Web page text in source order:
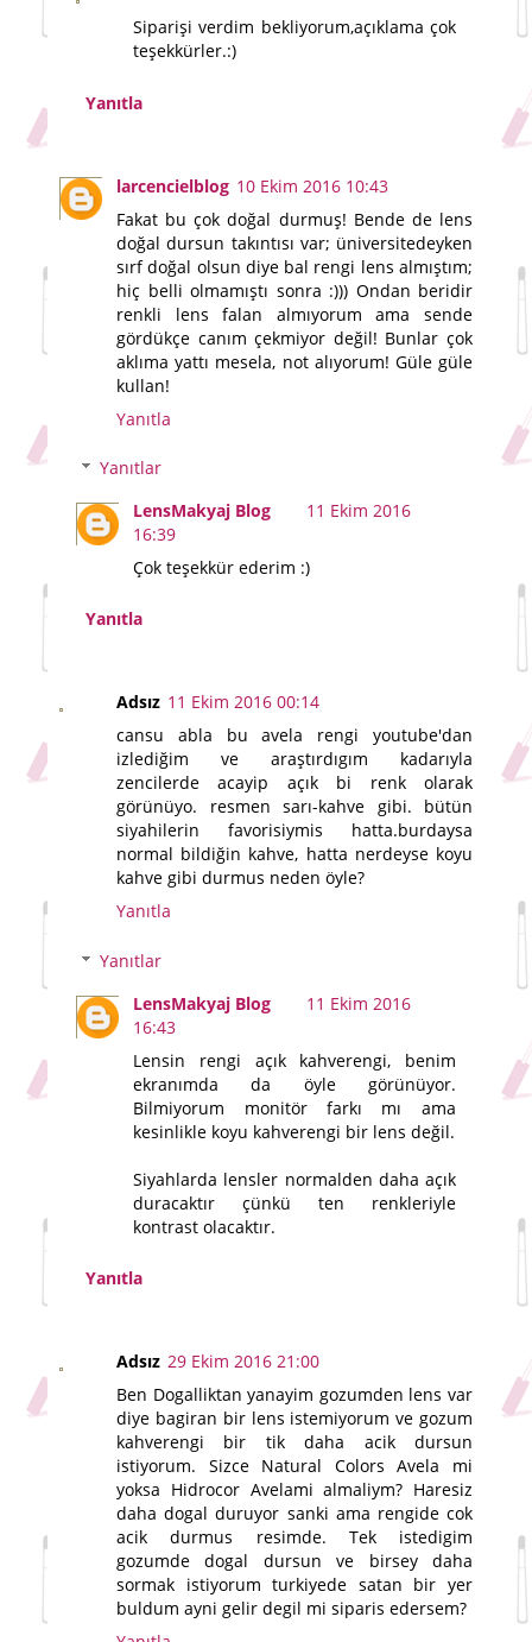
Siparişi verdim bekliyorum,açıklama çok
teşekkürler.:)
Yanıtla
larcencielblog 10 Ekim 2016 10:43
Fakat bu çok doğal durmuş! Bende de lens
doğal dursun takıntısı var; üniversitedeyken
sırf doğal olsun diye bal rengi lens almıştım;
hiç belli olmamıştı sonra :))) Ondan beridir
renkli lens falan almıyorum ama sende
gördükçe canım çekmiyor değil! Bunlar çok
aklıma yattı mesela, not alıyorum! Güle güle
kullan!
Yanıtla
Yanıtlar
LensMakyaj Blog
11 Ekim 2016
16:39
Çok teşekkür ederim :)
Yanıtla
Adsız 11 Ekim 2016 00:14
cansu abla bu avela rengi youtube'dan
izlediğim ve araştırdıgım kadarıyla
zencilerde acayip açık bi renk olarak
görünüyo. resmen sarı-kahve gibi. bütün
siyahilerin favorisiymis hatta.burdaysa
normal bildiğin kahve, hatta nerdeyse koyu
kahve gibi durmus neden öyle?
Yanıtla
Yanıtlar
LensMakyaj Blog
11 Ekim 2016
16:43
Lensin rengi açık kahverengi, benim
ekranımda da öyle görünüyor.
Bilmiyorum monitör farkı mı ama
kesinlikle koyu kahverengi bir lens değil.
Siyahlarda lensler normalden daha açık
duracaktır çünkü ten renkleriyle
kontrast olacaktır.
Yanıtla
Adsız 29 Ekim 2016 21:00
Ben Dogalliktan yanayim gozumden lens var
diye bagiran bir lens istemiyorum ve gozum
kahverengi bir tik daha acik dursun
istiyorum. Sizce Natural Colors Avela mi
yoksa Hidrocor Avelami almaliym? Haresiz
daha dogal duruyor sanki ama rengide cok
acik durmus resimde. Tek istedigim
gozumde dogal dursun ve birsey daha
sormak istiyorum turkiyede satan bir yer
buldum ayni gelir degil mi siparis edersem?